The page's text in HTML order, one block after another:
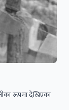
रूपमा देखिएका